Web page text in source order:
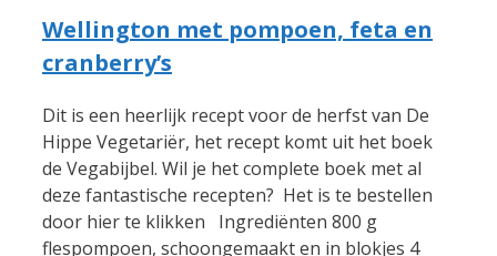
Wellington met pompoen, feta en
cranberry’s
Dit is een heerlijk recept voor de herfst van De
Hippe Vegetariër, het recept komt uit het boek
de Vegabijbel. Wil je het complete boek met al
deze fantastische recepten? Het is te bestellen
door hier te klikken Ingrediënten 800 g
flespompoen, schoongemaakt en in blokjes 4